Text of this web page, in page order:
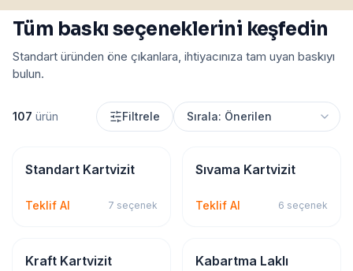
Tüm baskı seçeneklerini keşfedin
Standart üründen öne çıkanlara, ihtiyacınıza tam uyan baskıyı
bulun.
107 ürün Filtrele
Kartvizit
Standart Kartvizit
Teklif Al 7 seçenek
Kartvizit
Sıvama Kartvizit
Teklif Al 6 seçenek
Kartvizit
Kraft Kartvizit Kartvizit
Kabartma Laklı